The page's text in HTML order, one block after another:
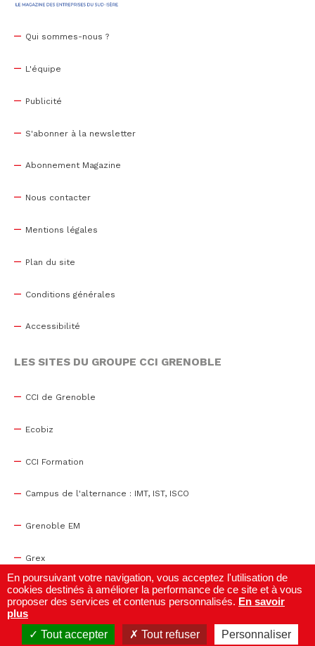
Qui sommes-nous ?
L'équipe
Publicité
S'abonner à la newsletter
Abonnement Magazine
Nous contacter
Mentions légales
Plan du site
Conditions générales
Accessibilité
LES SITES DU GROUPE CCI GRENOBLE
CCI de Grenoble
Ecobiz
CCI Formation
Campus de l'alternance : IMT, IST, ISCO
Grenoble EM
Grex
WTC Grenoble
Centre de congrès
En poursuivant votre navigation, vous acceptez l'utilisation de
cookies destinés à améliorer la performance de ce site et à vous
proposer des services et contenus personnalisés. En savoir
plus
Tout accepter
Tout refuser Personnaliser